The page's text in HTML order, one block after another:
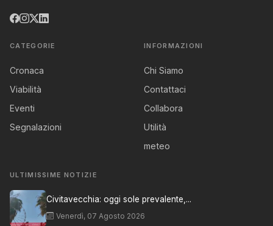
CATEGORIE
Cronaca
Viabilità
Eventi
Segnalazioni
INFORMAZIONI
Chi Siamo
Contattaci
Collabora
Utilità
meteo
ULTIMISSIME NOTIZIE
Civitavecchia: oggi sole prevalente,...
Venerdì, 07 Agosto 2026